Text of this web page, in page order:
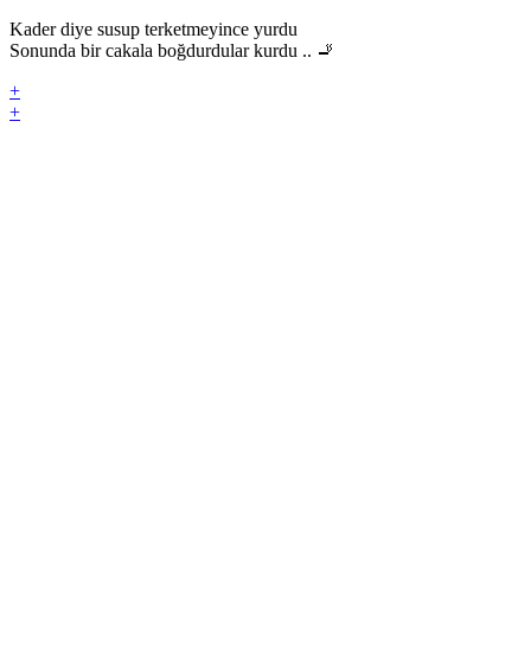
Kader diye susup terketmeyince yurdu
Sonunda bir cakala boğdurdular kurdu .. 🚬
+
+